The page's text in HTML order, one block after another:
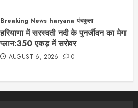
Breaking News haryana पंचकुला
हरियाणा में सरस्वती नदी के पुनर्जीवन का मेगा
प्लान:350 एकड़ में सरोवर
AUGUST 6, 2026 0